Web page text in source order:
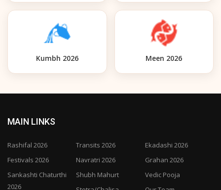
Kumbh 2026 Meen 2026
MAIN LINKS
Rashifal 2026 Transits 2026
Ekadashi 2026
Festivals 2026
Navratri 2026
Grahan 2026
Sankashti Chaturthi
2026
Shubh Mahurt
Vedic Pooja